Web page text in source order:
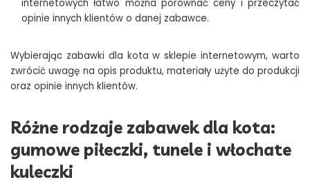
internetowych łatwo można porównać ceny i przeczytać
opinie innych klientów o danej zabawce.
Wybierając zabawki dla kota w sklepie internetowym, warto
zwrócić uwagę na opis produktu, materiały użyte do produkcji
oraz opinie innych klientów.
Różne rodzaje zabawek dla kota:
gumowe piłeczki, tunele i włochate
kuleczki